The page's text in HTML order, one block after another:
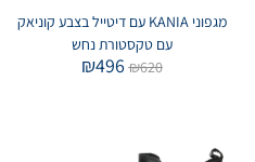
מגפוני KANIA עם דיטייל בצבע קוניאק
עם טקסטורת נחש
₪620
₪496